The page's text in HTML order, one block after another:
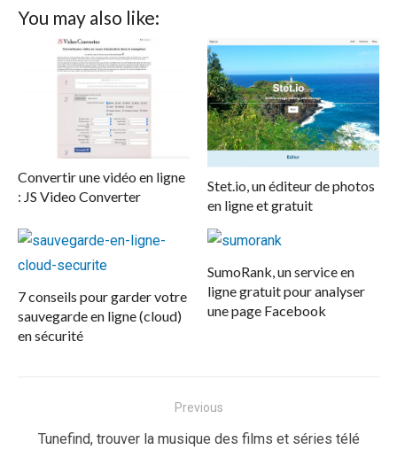
You may also like:
Convertir une vidéo en ligne
: JS Video Converter
Stet.io, un éditeur de photos
en ligne et gratuit
7 conseils pour garder votre
sauvegarde en ligne (cloud)
en sécurité
SumoRank, un service en
ligne gratuit pour analyser
une page Facebook
de
Previous
Previous
Tunefind, trouver la musique des films et séries télé